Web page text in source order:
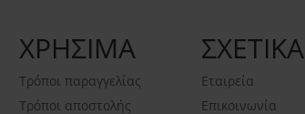
ΧΡΗΣΙΜΑ
Τρόποι παραγγελίας
Τρόποι αποστολής
ΣΧΕΤΙΚΑ
Εταιρεία
Επικοινωνία